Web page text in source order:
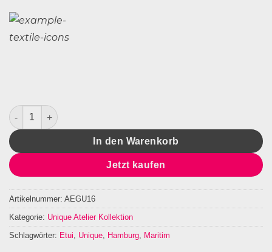
Atelier Etui Unique Menge
In den Warenkorb
Jetzt kaufen
Artikelnummer: AEGU16
Kategorie: Unique Atelier Kollektion
Schlagwörter: Etui, Unique, Hamburg, Maritim